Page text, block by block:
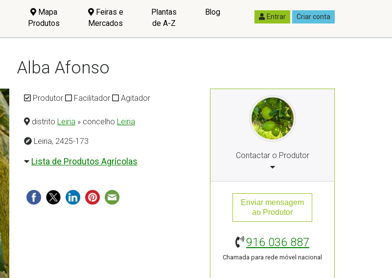
Mapa
Produtos
Feiras e
Mercados
Plantas
de A-Z
Blog Entrar Criar conta
Alba Afonso
Produtor Facilitador Agitador
distrito Leiria » concelho Leiria
Leiria, 2425-173
Lista de Produtos Agrícolas
Contactar o Produtor
Enviar mensagem
ao Produtor
916 036 887
Chamada para rede móvel nacional